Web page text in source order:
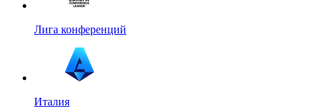
Лига конференций
Италия